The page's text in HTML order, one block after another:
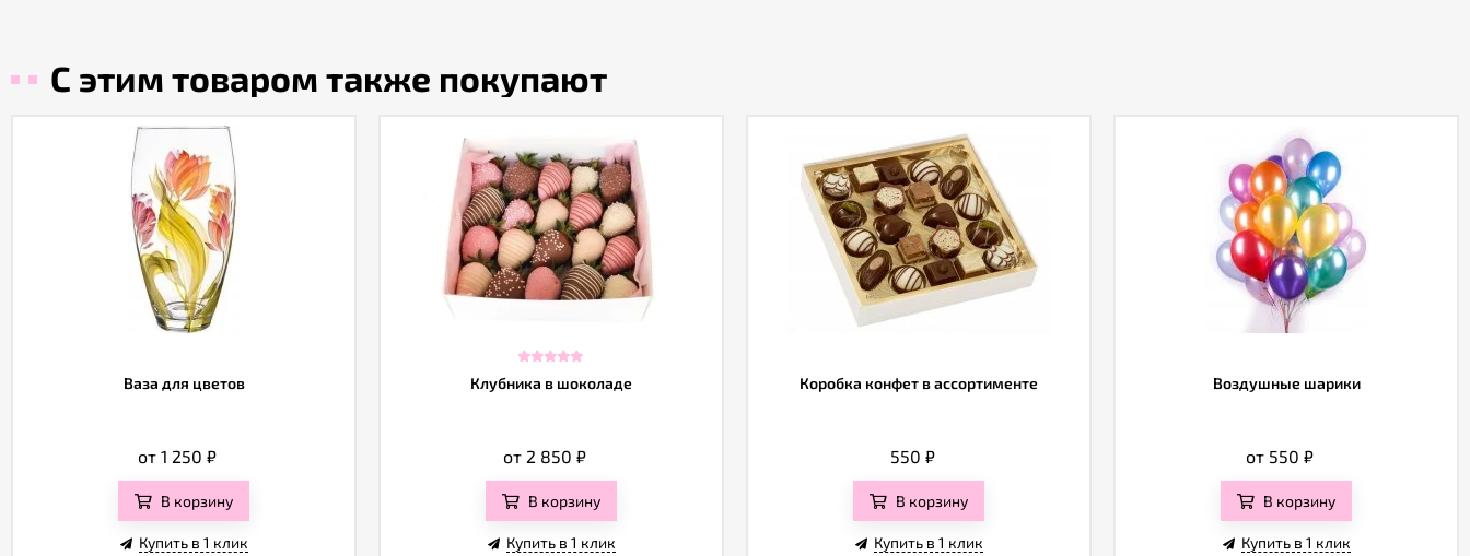
С этим товаром также покупают
Ваза для цветов
от 1 250 ₽
В корзину
Купить в 1 клик
Клубника в шоколаде
от 2 850 ₽
В корзину
Купить в 1 клик
Коробка конфет в ассортименте
550 ₽
В корзину
Купить в 1 клик
Воздушные шарики
от 550 ₽
В корзину
Купить в 1 клик